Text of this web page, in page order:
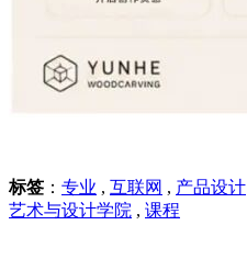
标签 ： 专业 , 互联网 , 产品设计
艺术与设计学院 , 课程